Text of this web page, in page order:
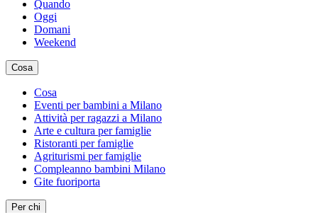
Quando
Oggi
Domani
Weekend
Cosa
Cosa
Eventi per bambini a Milano
Attività per ragazzi a Milano
Arte e cultura per famiglie
Ristoranti per famiglie
Agriturismi per famiglie
Compleanno bambini Milano
Gite fuoriporta
Per chi